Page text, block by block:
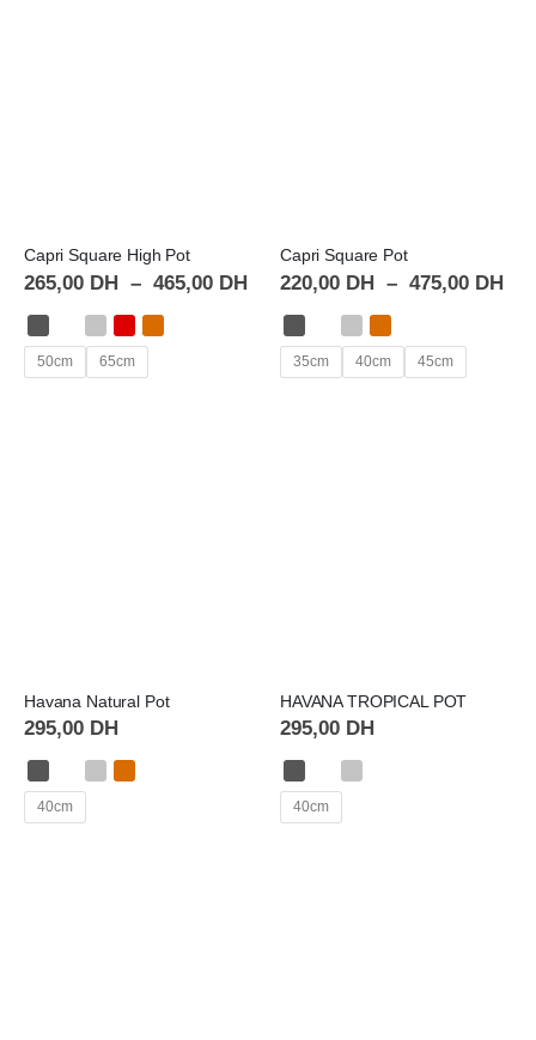
Capri Square High Pot
265,00 DH – 465,00 DH
50cm 65cm
Capri Square Pot
220,00 DH – 475,00 DH
35cm 40cm 45cm
Havana Natural Pot
295,00 DH
40cm
HAVANA TROPICAL POT
295,00 DH
40cm